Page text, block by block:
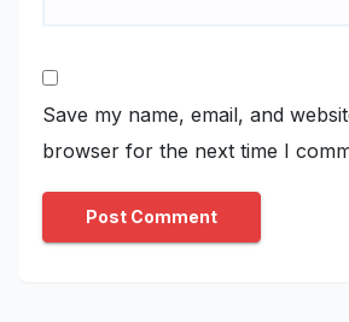
Save my name, email, and
browser for the next time I